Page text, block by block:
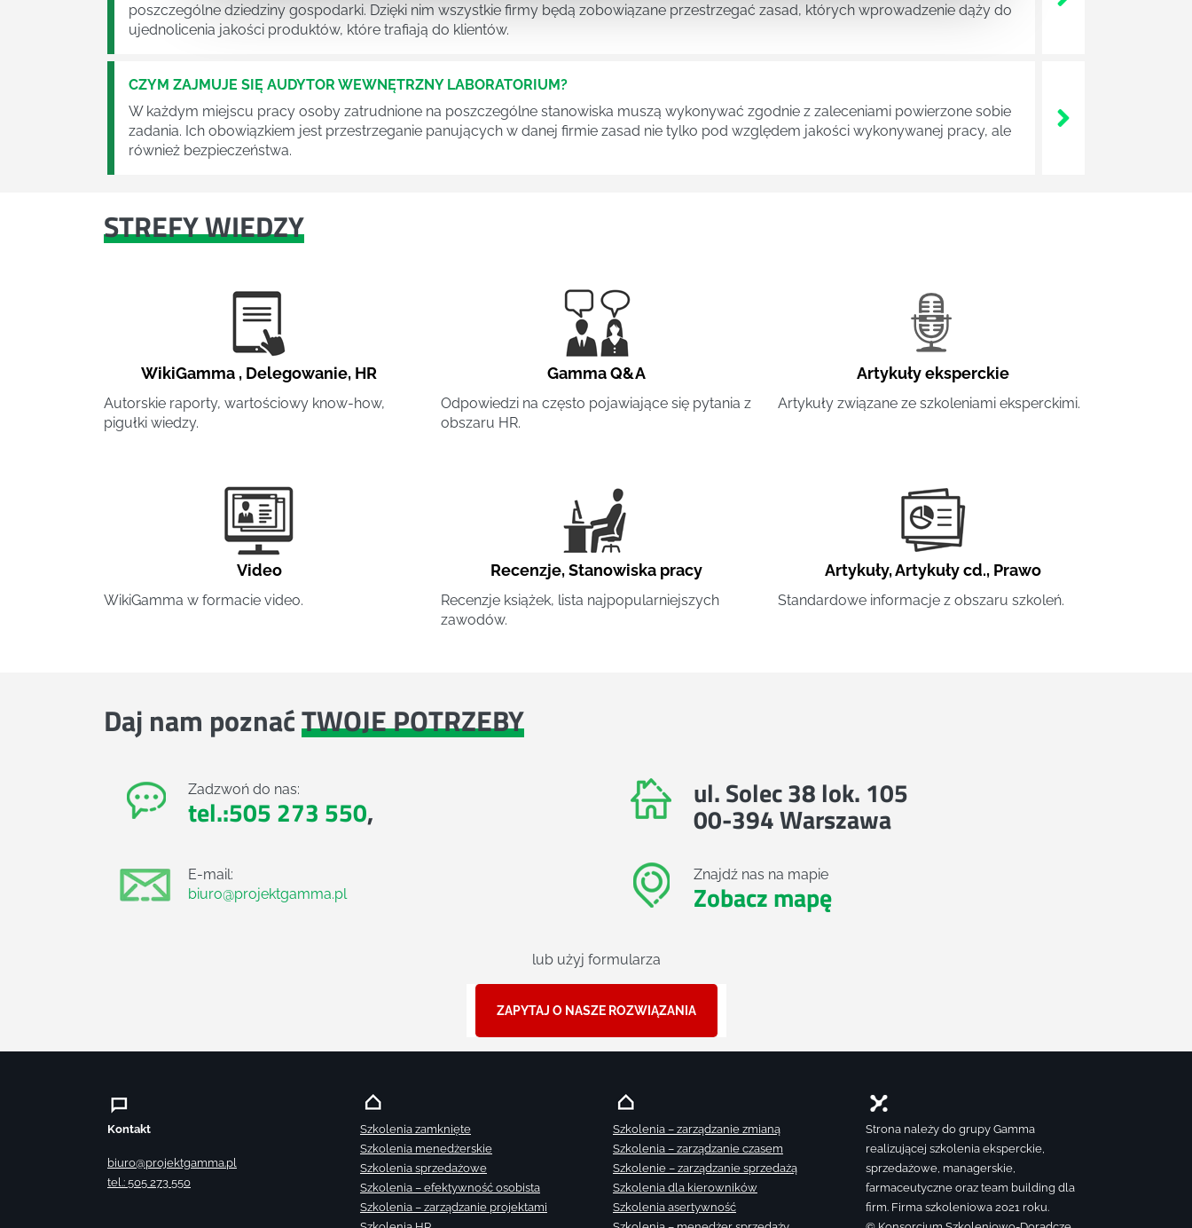
poszczególne dziedziny gospodarki. Dzięki nim wszystkie firmy będą zobowiązane przestrzegać zasad, których wprowadzenie dąży do
ujednolicenia jakości produktów, które trafiają do klientów.
CZYM ZAJMUJE SIĘ AUDYTOR WEWNĘTRZNY LABORATORIUM?
W każdym miejscu pracy osoby zatrudnione na poszczególne stanowiska muszą wykonywać zgodnie z zaleceniami powierzone sobie
zadania. Ich obowiązkiem jest przestrzeganie panujących w danej firmie zasad nie tylko pod względem jakości wykonywanej pracy, ale
również bezpieczeństwa.
STREFY WIEDZY
WikiGamma , Delegowanie, HR
Autorskie raporty, wartościowy know-how,
pigułki wiedzy.
Gamma Q&A
Odpowiedzi na często pojawiające się pytania z
obszaru HR.
Artykuły eksperckie
Artykuły związane ze szkoleniami eksperckimi.
Video
WikiGamma w formacie video.
Recenzje,Stanowiska pracy
Recenzje książek, lista najpopularniejszych
zawodów.
Artykuły,Artykuły cd., Prawo
Standardowe informacje z obszaru szkoleń.
Daj nam poznaćTWOJE POTRZEBY
Zadzwoń do nas:
tel.:505 273 550,
E-mail:
biuro@projektgamma.pl
ul. Solec 38 lok. 105
00-394 Warszawa
Znajdź nas na mapie
Zobacz mapę
lub użyj formularza
ZAPYTAJ O NASZE ROZWIĄZANIA
Kontakt
biuro@projektgamma.pl
tel.: 505 273 550
Szkolenia zamknięte
Szkolenia menedżerskie
Szkolenia sprzedażowe
Szkolenia – efektywność osobista
Szkolenia – zarządzanie projektami
Szkolenia – zarządzanie zmianą
Szkolenia – zarządzanie czasem
Szkolenie – zarządzanie sprzedażą
Szkolenia dla kierowników
Szkolenia asertywność
Strona należy do grupy Gamma
realizującej szkolenia eksperckie,
sprzedażowe, managerskie,
farmaceutyczne oraz team building dla
firm. Firma szkoleniowa 2021 roku.